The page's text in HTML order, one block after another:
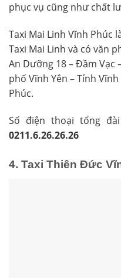
phục vụ cũng như chất
Taxi Mai Linh Vĩnh Phúc
Taxi Mai Linh và có văn
An Dưỡng 18 – Đầm Vạc
phố Vĩnh Yên – Tỉnh
Phúc.
Số điện thoại tổng
0211.6.26.26.26
4. Taxi Thiên Đức